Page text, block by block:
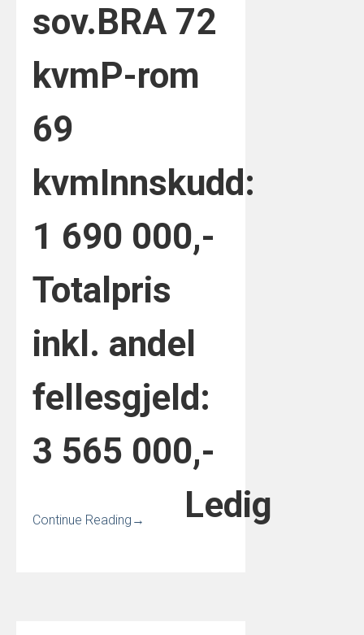
sov.BRA 72
kvmP-rom
69
kvmInnskudd:
1 690 000,-
Totalpris
inkl. andel
fellesgjeld:
3 565 000,-
Ledig
Continue Reading →